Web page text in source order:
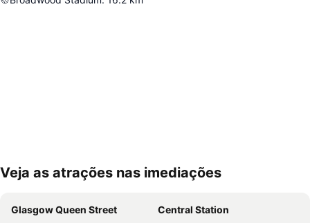
Ampliar mapa
Veja as atrações nas imediações
Glasgow Queen Street
Central Station